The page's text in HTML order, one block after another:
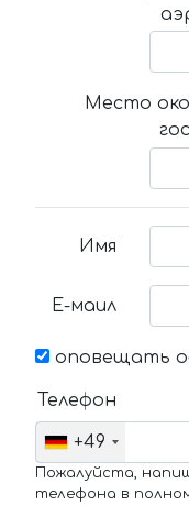
Место
Имя
Е-маил
оповещать
Телефон
+49
Пожалуйста,
телефона в